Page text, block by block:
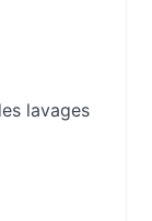
lavages